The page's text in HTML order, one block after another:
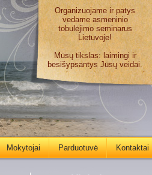
Organizuojame ir patys
vedame asmeninio
tobulėjimo seminarus
Lietuvoje!
Mūsų tikslas: laimingi ir
besišypsantys Jūsų veidai.
Mokytojai Parduotuvė Kontaktai